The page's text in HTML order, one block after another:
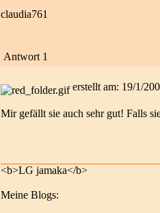
claudia761
Antwort 1
erstellt am: 19/1/
Mir gefällt sie auch sehr gut! Falls
<b>LG jamaka</b>
Meine Blogs: